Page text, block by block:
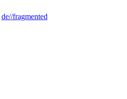
de//fragmented